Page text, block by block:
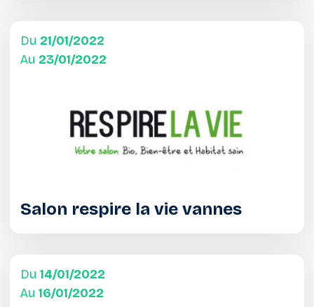
Du 21/01/2022
Au 23/01/2022
Salon respire la vie vannes
Du 14/01/2022
Au 16/01/2022